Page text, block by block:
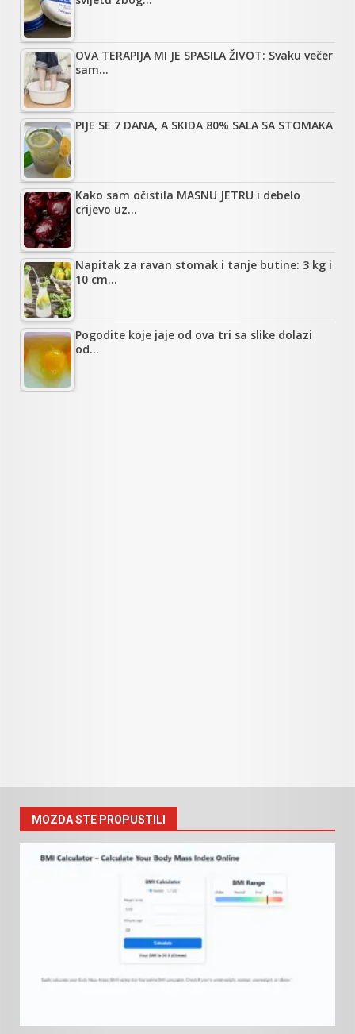
OVA TERAPIJA MI JE SPASILA ŽIVOT: Svaku večer
sam…
PIJE SE 7 DANA, A SKIDA 80% SALA SA STOMAKA
Kako sam očistila MASNU JETRU i debelo
crijevo uz…
Napitak za ravan stomak i tanje butine: 3 kg i
10 cm…
Pogodite koje jaje od ova tri sa slike dolazi
od…
MOZDA STE PROPUSTILI